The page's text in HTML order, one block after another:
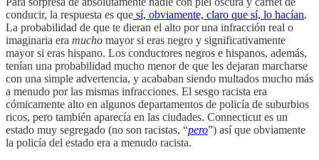
conducir, la respuesta es que sí, obviamente, claro que sí, lo hacían.
La probabilidad de que te dieran el alto por una infracción real o
imaginaria era mucho mayor si eras negro y significativamente
mayor si eras hispano. Los conductores negros e hispanos, además,
tenían una probabilidad mucho menor de que les dejaran marcharse
con una simple advertencia, y acababan siendo multados mucho más
a menudo por las mismas infracciones. El sesgo racista era
cómicamente alto en algunos departamentos de policía de suburbios
ricos, pero también aparecía en las ciudades. Connecticut es un
estado muy segregado (no son racistas, “pero”) así que obviamente
la policía del estado era a menudo racista.